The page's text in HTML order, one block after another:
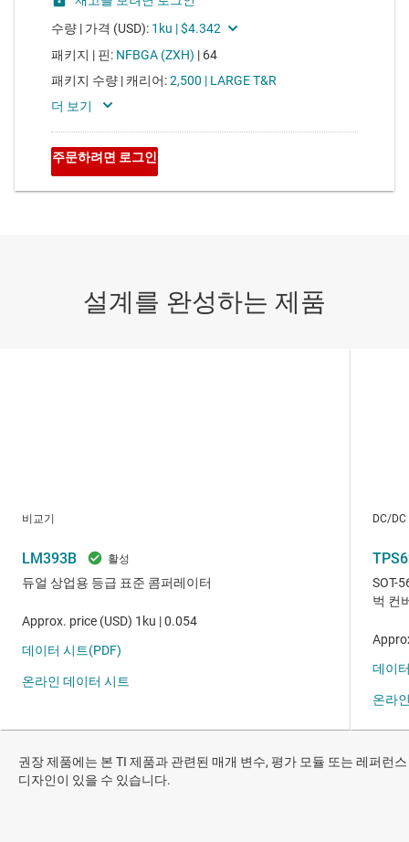
권장 제품에는 본 TI 제품과 관련된 매개 변수, 평가 모듈 또는 레퍼런스
디자인이 있을 수 있습니다.